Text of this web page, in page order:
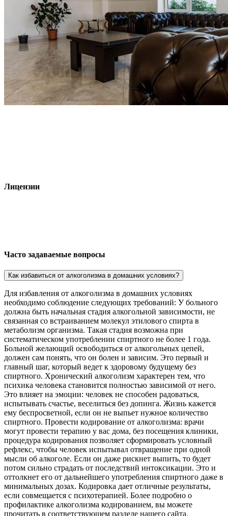
Лицензии
Часто задаваемые вопросы
Как избавиться от алкоголизма в домашних условиях?
Для избавления от алкоголизма в домашних условиях
необходимо соблюдение следующих требований: У больного
должна быть начальная стадия алкогольной зависимости, не
связанная со встраиванием молекул этилового спирта в
метаболизм организма. Такая стадия возможна при
систематическом употреблении спиртного не более 1 года.
Больной желающий освободиться от алкогольных цепей,
должен сам понять, что он болен и зависим. Это первый и
главный шаг, который ведет к здоровому будущему без
спиртного. Хронический алкоголизм характерен тем, что
психика человека становится полностью зависимой от него.
Это влияет на эмоции: человек не способен радоваться,
испытывать счастье, веселиться без допинга. Жизнь кажется
ему беспросветной, если он не выпьет нужное количество
спиртного. Провести кодирование от алкоголизма: врачи
могут провести терапию у вас дома, без посещения клиники,
процедура кодирования позволяет сформировать условный
рефлекс, чтобы человек испытывал отвращение при одной
мысли об алкоголе. Если он даже рискнет выпить, то будет
потом сильно страдать от последствий интоксикации. Это и
оттолкнет его от дальнейшего употребления спиртного даже в
минимальных дозах. Кодировка дает отличные результаты,
если совмещается с психотерапией. Более подробно о
профилактике алкоголизма кодированием, вы можете
прочитать в соответствующем разделе нашего сайта.